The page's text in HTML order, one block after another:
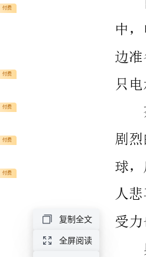
付费
付费
付费
付费
付费
复制全文
全屏阅读